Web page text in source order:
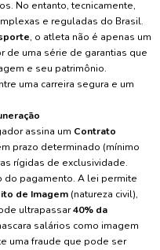
No entanto, tecnicamente,
e reguladas do Brasil.
, o atleta não é apenas um
de uma série de garantias que
e seu patrimônio.
uma carreira segura e um
assina um Contrato
prazo determinado (mínimo
rígidas de exclusividade.
do pagamento. A lei permite
de Imagem(natureza civil),
ultrapassar40% da
salários como imagem
uma fraude que pode ser